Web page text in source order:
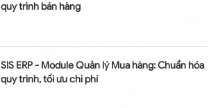
quy trình bán hàng
SIS ERP - Module Quản lý Mua hàng: Chuẩn hóa
quy trình, tối ưu chi phí